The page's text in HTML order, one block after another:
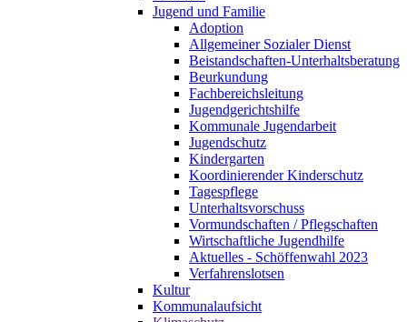
Jugend und Familie
Adoption
Allgemeiner Sozialer Dienst
Beistandschaften-Unterhaltsberatung
Beurkundung
Fachbereichsleitung
Jugendgerichtshilfe
Kommunale Jugendarbeit
Jugendschutz
Kindergarten
Koordinierender Kinderschutz
Tagespflege
Unterhaltsvorschuss
Vormundschaften / Pflegschaften
Wirtschaftliche Jugendhilfe
Aktuelles - Schöffenwahl 2023
Verfahrenslotsen
Kultur
Kommunalaufsicht